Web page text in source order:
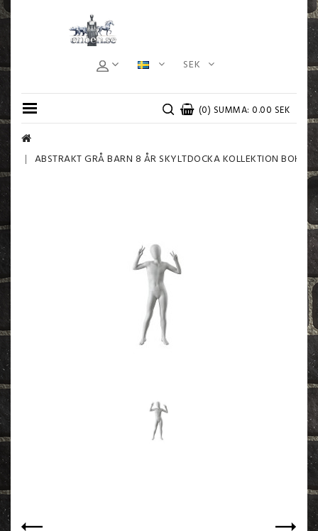
SEK
(0) SUMMA: 0.00 SEK
ABSTRAKT GRÅ BARN 8 ÅR SKYLTDOCKA KOLLEKTION BOHO